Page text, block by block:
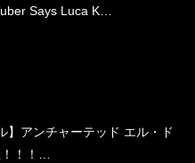
Says Luca K…
】アンチャーテッド エル・ド
！！！…